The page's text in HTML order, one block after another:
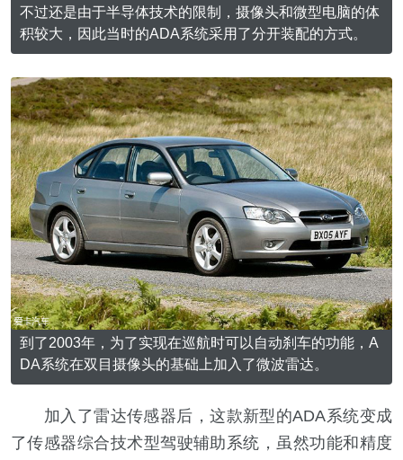
不过还是由于半导体技术的限制，摄像头和微型电脑的体
积较大，因此当时的ADA系统采用了分开装配的方式。
到了2003年，为了实现在巡航时可以自动刹车的功能，A
DA系统在双目摄像头的基础上加入了微波雷达。
加入了雷达传感器后，这款新型的ADA系统变成
了传感器综合技术型驾驶辅助系统，虽然功能和精度